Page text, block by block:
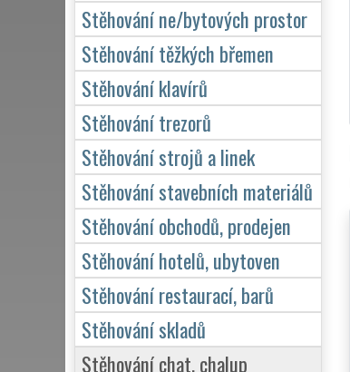
pro
kvalitně
Stěhování ne/bytových prostor
Stěhování těžkých břemen
Stěhování klavírů
Stěhování trezorů
Stěhování strojů a linek
Stěhování stavebních materiálů
Stěhování obchodů, prodejen
Stěhování hotelů, ubytoven
Stěhování restaurací, barů
Stěhování skladů
Stěhování chat, chalup